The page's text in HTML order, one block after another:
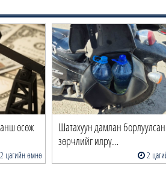
өсөж
цагийн өмнө
Шатахуун дамлан
зөрчлийг илрү…
2